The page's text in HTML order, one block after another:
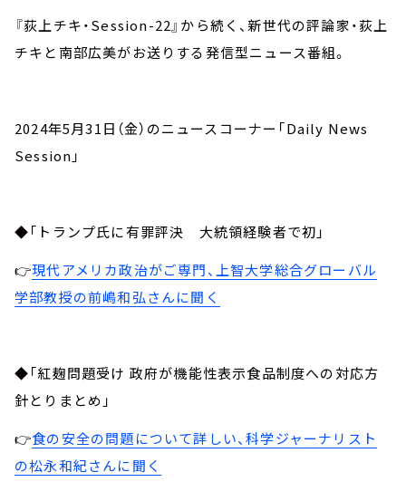
『荻上チキ・Session-22』から続く、新世代の評論家・荻上
チキと南部広美がお送りする発信型ニュース番組。
2024年5月31日（金）のニュースコーナー「Daily News
Session」
◆「トランプ氏に有罪評決 大統領経験者で初」
👉現代アメリカ政治がご専門、上智大学総合グローバル
学部教授の前嶋和弘さんに聞く
◆「紅麹問題受け 政府が機能性表示食品制度への対応方
針とりまとめ」
👉食の安全の問題について詳しい、科学ジャーナリスト
の松永和紀さんに聞く